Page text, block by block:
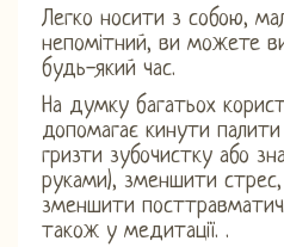
Легко носити з собою,
непомітний, ви можете
будь-який час.
На думку багатьох
допомагає кинути
гризти зубочистку або
руками), зменшити
зменшити
також у медитації. .